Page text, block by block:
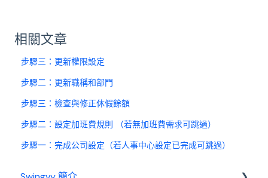
相關文章
步驟三：更新權限設定
步驟二：更新職稱和部門
步驟三：檢查與修正休假餘額
步驟二：設定加班費規則 （若無加班費需求可跳過）
步驟一：完成公司設定（若人事中心設定已完成可跳過）